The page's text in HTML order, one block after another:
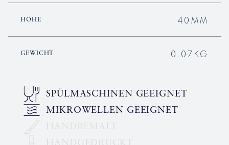
HÖHE 40MM
GEWICHT 0.07KG
SPÜLMASCHINEN GEEIGNET
MIKROWELLEN GEEIGNET